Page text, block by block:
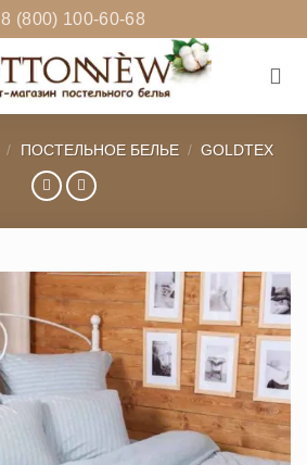
8 (800) 100-60-68
/ ПОСТЕЛЬНОЕ БЕЛЬЕ / GOLDTEX